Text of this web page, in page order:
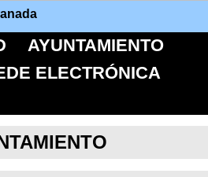
AYUNTAMIENTO
ELECTRÓNICA